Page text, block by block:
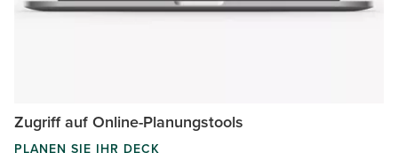
Zugriff auf Online-Planungstools
PLANEN SIE IHR DECK